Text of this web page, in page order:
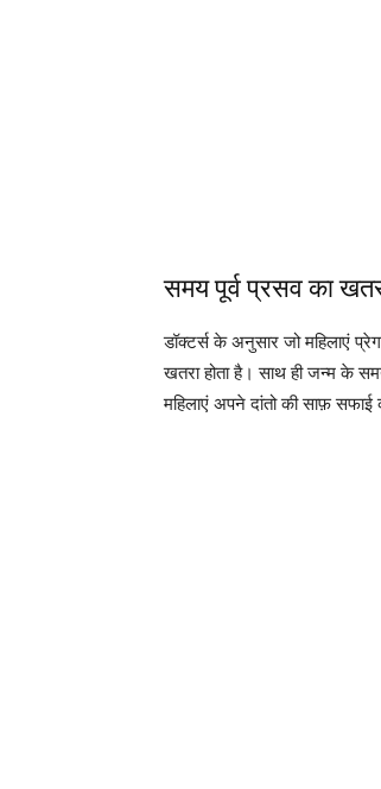
समय पूर्व प्रसव का
डॉक्टर्स के अनुसार जो महिलाएं
खतरा होता है। साथ ही जन्म के
महिलाएं अपने दांतो की साफ़